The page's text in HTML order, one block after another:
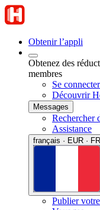
Obtenir l’appli
Obtenez des
membres
Se connecter
Découvrir
Messages
Rechercher
Assistance
français · EUR · FR
Publier